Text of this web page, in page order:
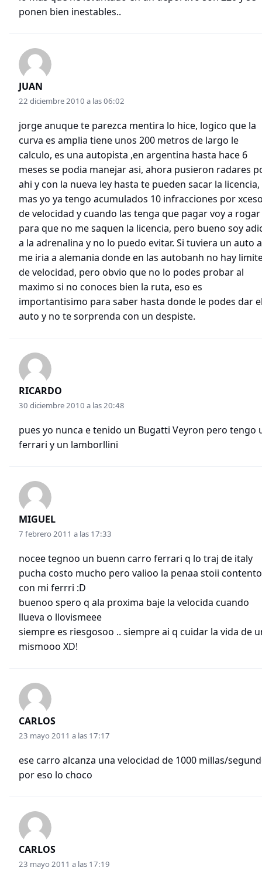
ponen bien inestables..
JUAN
22 diciembre 2010 a las 06:02
jorge anuque te parezca mentira lo hice, logico que la
curva es amplia tiene unos 200 metros de largo le
calculo, es una autopista ,en argentina hasta hace 6
meses se podia manejar asi, ahora pusieron radares
ahi y con la nueva ley hasta te pueden sacar la licencia,
mas yo ya tengo acumulados 10 infracciones por
de velocidad y cuando las tenga que pagar voy a rogar
para que no me saquen la licencia, pero bueno soy
a la adrenalina y no lo puedo evitar. Si tuviera un auto
me iria a alemania donde en las autobanh no hay
de velocidad, pero obvio que no lo podes probar al
maximo si no conoces bien la ruta, eso es
importantisimo para saber hasta donde le podes dar
auto y no te sorprenda con un despiste.
RICARDO
30 diciembre 2010 a las 20:48
pues yo nunca e tenido un Bugatti Veyron pero tengo
ferrari y un lamborllini
MIGUEL
7 febrero 2011 a las 17:33
nocee tegnoo un buenn carro ferrari q lo traj de italy
pucha costo mucho pero valioo la penaa stoii
con mi ferrri :D
buenoo spero q ala proxima baje la velocida cuando
llueva o llovismeee
siempre es riesgosoo .. siempre ai q cuidar la vida de
mismooo XD!
CARLOS
23 mayo 2011 a las 17:17
ese carro alcanza una velocidad de 1000 millas/
por eso lo choco
CARLOS
23 mayo 2011 a las 17:19